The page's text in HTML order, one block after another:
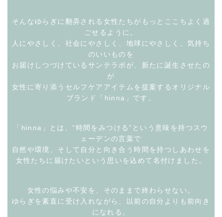
そんなゆらぎに翻弄される女性たちがもっとここちよく過
ごせるように。
人にやさしく、社会にやさしく、地球にやさしく、気持ち
のいいものを
お届けしつづけているサンテラボが、新たに誕生させたの
が
女性に寄り添うセルフケアアイテムを提案するオリジナル
ブランド「hinna」です。
「hinna」とは、“時間をみつける”という意味を持つスウ
ェーデンの言葉で
自然や環境、そして自分と向き合う時間を持つしあわせを
女性たちに届けたいという思いを込めて名付けました。
女性の悩みや不安を、そのままで終わらせない。
ゆらぎを素直に受け入れながら、以前の自分よりも前向き
になれる。